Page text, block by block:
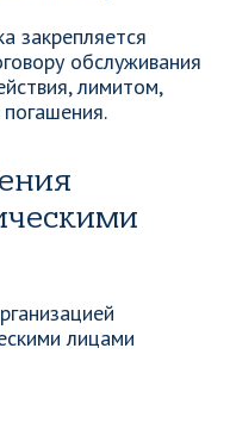
закрепляется
обслуживания
лимитом,
лицами